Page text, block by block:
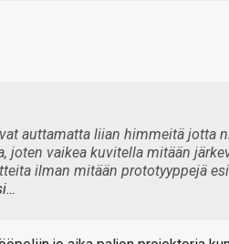
auttamatta liian himmeitä jotta
joten vaikea kuvitella mitään
ilman mitään prototyyppejä